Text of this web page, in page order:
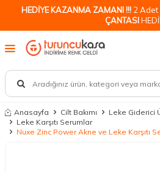
HEDİYE KAZANMA ZAMANI !!! 2 Adet
ÇANTASI
Anasayfa Cilt Bakımı
Leke Giderici
Leke Karşıtı Serumlar
Nuxe Zinc Power Akne ve Leke Karşıtı